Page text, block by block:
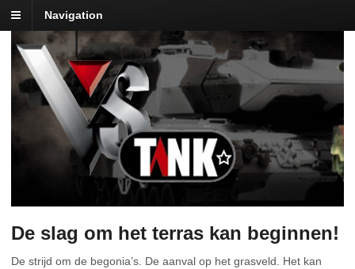
Navigation
De slag om het terras kan beginnen!
De strijd om de begonia’s. De aanval op het grasveld. Het kan